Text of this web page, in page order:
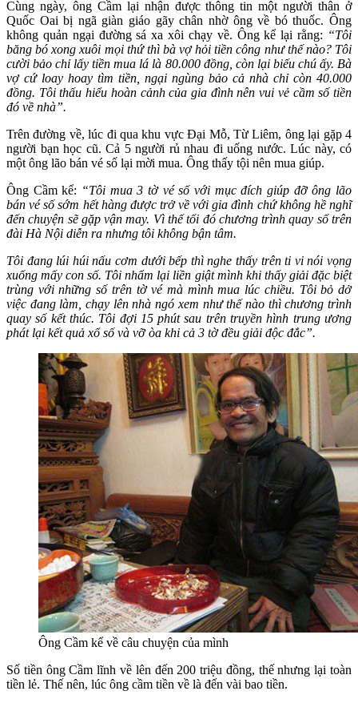
Cùng ngày, ông Cầm lại nhận được thông tin một người thân ở
Quốc Oai bị ngã giàn giáo gãy chân nhờ ông về bó thuốc. Ông
không quản ngại đường sá xa xôi chạy về. Ông kể lại rằng: “Tôi
băng bó xong xuôi mọi thứ thì bà vợ hỏi tiền công như thế nào? Tôi
cười bảo chỉ lấy tiền mua lá là 80.000 đồng, còn lại biếu chú ấy. Bà
vợ cứ loay hoay tìm tiền, ngại ngùng bảo cả nhà chỉ còn 40.000
đồng. Tôi thấu hiểu hoàn cảnh của gia đình nên vui vẻ cầm số tiền
đó về nhà”.
Trên đường về, lúc đi qua khu vực Đại Mỗ, Từ Liêm, ông lại gặp 4
người bạn học cũ. Cả 5 người rủ nhau đi uống nước. Lúc này, có
một ông lão bán vé số lại mời mua. Ông thấy tội nên mua giúp.
Ông Cầm kể: “Tôi mua 3 tờ vé số với mục đích giúp đỡ ông lão
bán vé số sớm hết hàng được trở về với gia đình chứ không hề nghĩ
đến chuyện sẽ gặp vận may. Vì thế tối đó chương trình quay số trên
đài Hà Nội diễn ra nhưng tôi không bận tâm.
Tôi đang lúi húi nấu cơm dưới bếp thì nghe thấy trên ti vi nói vọng
xuống mấy con số. Tôi nhẩm lại liền giật mình khi thấy giải đặc biệt
trùng với những số trên tờ vé mà mình mua lúc chiều. Tôi bỏ dở
việc đang làm, chạy lên nhà ngó xem như thế nào thì chương trình
quay số kết thúc. Tôi đợi 15 phút sau trên truyền hình trung ương
phát lại kết quả xổ số và vỡ òa khi cả 3 tờ đều giải độc đắc”.
Ông Cầm kể về câu chuyện của mình
Số tiền ông Cầm lĩnh về lên đến 200 triệu đồng, thế nhưng lại toàn
tiền lẻ. Thế nên, lúc ông cầm tiền về là đến vài bao tiền.